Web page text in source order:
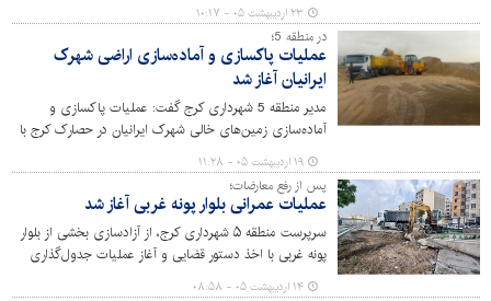
از نزدیک بررسی کردند.
۲۳ اردیبهشت ۰۵ - ۱۰:۱۷
در منطقه 5؛
عملیات پاکسازی و آماده‌سازی اراضی شهرک
ایرانیان آغاز شد
مدیر منطقه 5 شهرداری کرج گفت: عملیات پاکسازی و
آماده‌سازی زمین‌های خالی شهرک ایرانیان در حصارک کرج با
هدف توسعه شهری، رفع موانع ساخت‌وساز و بهبود
زیرساخت‌های شهری آغاز شد.
۱۹ اردیبهشت ۰۵ - ۱۱:۲۸
پس از رفع معارضات؛
عملیات عمرانی بلوار پونه غربی آغاز شد
سرپرست منطقه ۵ شهرداری کرج، از آزادسازی بخشی از بلوار
پونه غربی با اخذ دستور قضایی و آغاز عملیات جدول‌گذاری
محدوده ایستگاه مترو گلشهر خبر داد.
۱۴ اردیبهشت ۰۵ - ۰۸:۵۸